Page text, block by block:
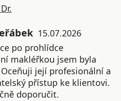
15.07.2026
po prohlídce
makléřkou jsem byla
její profesionální a
přístup ke klientovi.
doporučit.